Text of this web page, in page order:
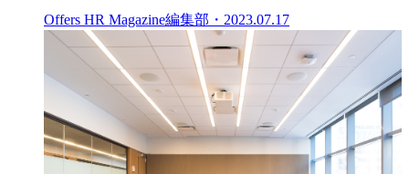
Offers HR Magazine編集部 ・ 2023.07.17